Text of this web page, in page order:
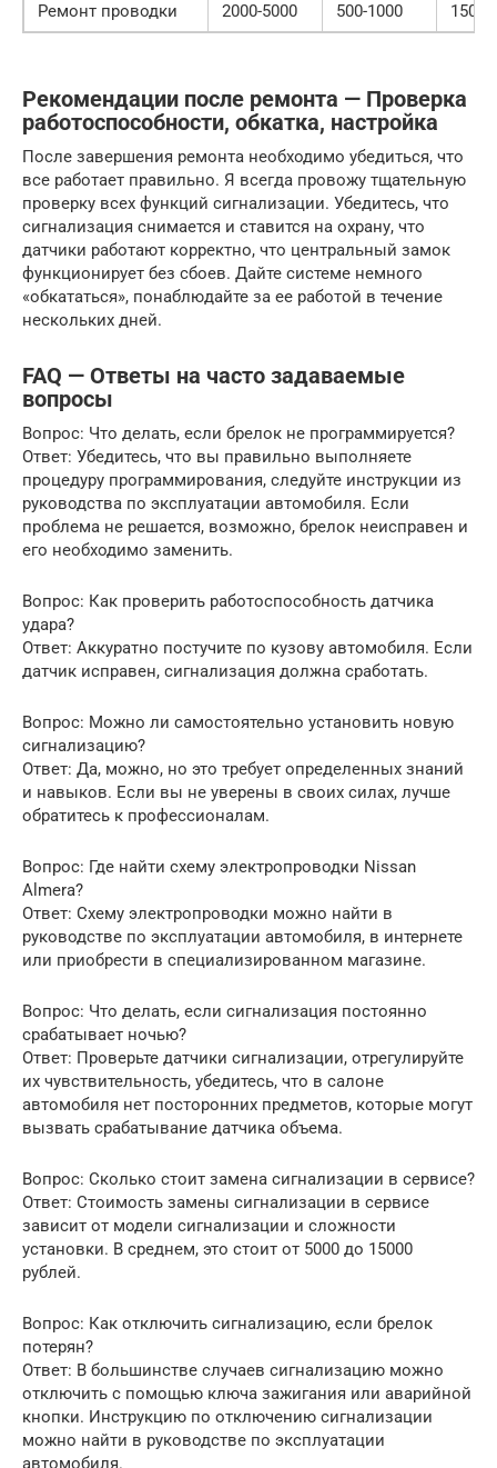
Ремонт проводки 2000-5000 500-1000 1500-
Рекомендации после ремонта — Проверка
работоспособности, обкатка, настройка
После завершения ремонта необходимо убедиться, что
все работает правильно. Я всегда провожу тщательную
проверку всех функций сигнализации. Убедитесь, что
сигнализация снимается и ставится на охрану, что
датчики работают корректно, что центральный замок
функционирует без сбоев. Дайте системе немного
«обкататься», понаблюдайте за ее работой в течение
нескольких дней.
FAQ — Ответы на часто задаваемые
вопросы
Вопрос: Что делать, если брелок не программируется?
Ответ: Убедитесь, что вы правильно выполняете
процедуру программирования, следуйте инструкции из
руководства по эксплуатации автомобиля. Если
проблема не решается, возможно, брелок неисправен и
его необходимо заменить.
Вопрос: Как проверить работоспособность датчика
удара?
Ответ: Аккуратно постучите по кузову автомобиля. Если
датчик исправен, сигнализация должна сработать.
Вопрос: Можно ли самостоятельно установить новую
сигнализацию?
Ответ: Да, можно, но это требует определенных знаний
и навыков. Если вы не уверены в своих силах, лучше
обратитесь к профессионалам.
Вопрос: Где найти схему электропроводки Nissan
Almera?
Ответ: Схему электропроводки можно найти в
руководстве по эксплуатации автомобиля, в интернете
или приобрести в специализированном магазине.
Вопрос: Что делать, если сигнализация постоянно
срабатывает ночью?
Ответ: Проверьте датчики сигнализации, отрегулируйте
их чувствительность, убедитесь, что в салоне
автомобиля нет посторонних предметов, которые могут
вызвать срабатывание датчика объема.
Вопрос: Сколько стоит замена сигнализации в сервисе?
Ответ: Стоимость замены сигнализации в сервисе
зависит от модели сигнализации и сложности
установки. В среднем, это стоит от 5000 до 15000
рублей.
Вопрос: Как отключить сигнализацию, если брелок
потерян?
Ответ: В большинстве случаев сигнализацию можно
отключить с помощью ключа зажигания или аварийной
кнопки. Инструкцию по отключению сигнализации
можно найти в руководстве по эксплуатации
автомобиля.